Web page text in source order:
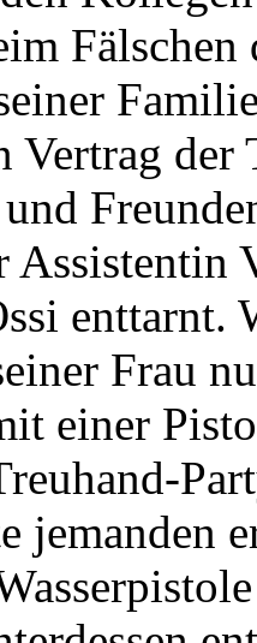
Fälschen
Vertrag
enttarnt.
Frau
einer
jemanden